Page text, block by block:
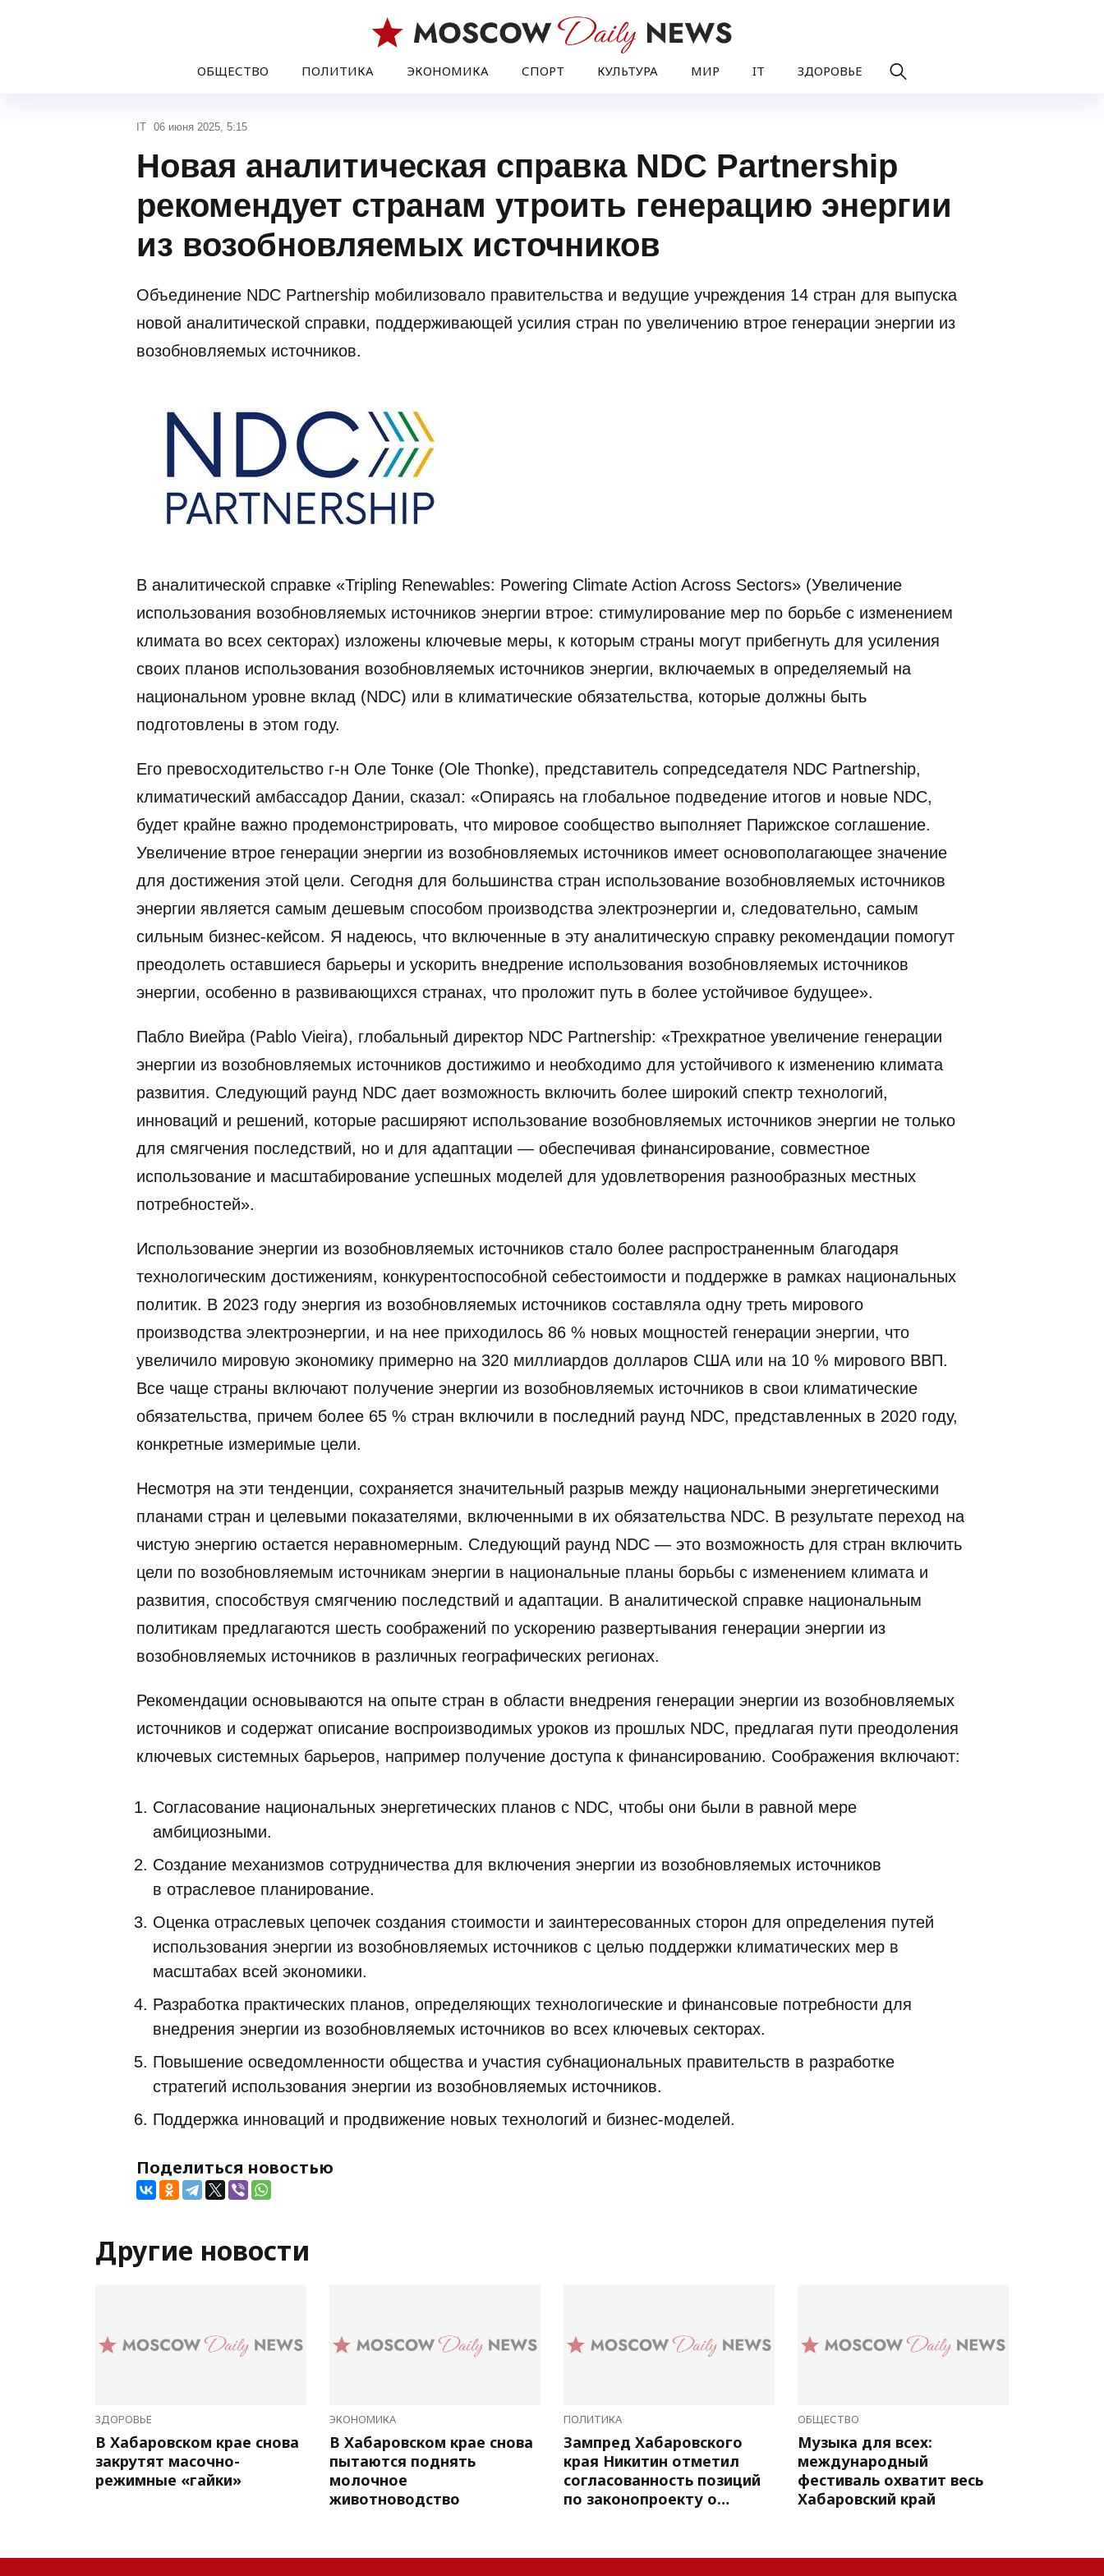
ОБЩЕСТВО ПОЛИТИКА ЭКОНОМИКА СПОРТ КУЛЬТУРА МИР IT ЗДОРОВЬЕ
IT 06 июня 2025, 5:15
Новая аналитическая справка NDC Partnership
рекомендует странам утроить генерацию энергии
из возобновляемых источников
Объединение NDC Partnership мобилизовало правительства и ведущие учреждения 14 стран для выпуска
новой аналитической справки, поддерживающей усилия стран по увеличению втрое генерации энергии из
возобновляемых источников.
В аналитической справке «Tripling Renewables: Powering Climate Action Across Sectors» (Увеличение
использования возобновляемых источников энергии втрое: стимулирование мер по борьбе с изменением
климата во всех секторах) изложены ключевые меры, к которым страны могут прибегнуть для усиления
своих планов использования возобновляемых источников энергии, включаемых в определяемый на
национальном уровне вклад (NDC) или в климатические обязательства, которые должны быть
подготовлены в этом году.
Его превосходительство г-н Оле Тонке (Ole Thonke), представитель сопредседателя NDC Partnership,
климатический амбассадор Дании, сказал: «Опираясь на глобальное подведение итогов и новые NDC,
будет крайне важно продемонстрировать, что мировое сообщество выполняет Парижское соглашение.
Увеличение втрое генерации энергии из возобновляемых источников имеет основополагающее значение
для достижения этой цели. Сегодня для большинства стран использование возобновляемых источников
энергии является самым дешевым способом производства электроэнергии и, следовательно, самым
сильным бизнес-кейсом. Я надеюсь, что включенные в эту аналитическую справку рекомендации помогут
преодолеть оставшиеся барьеры и ускорить внедрение использования возобновляемых источников
энергии, особенно в развивающихся странах, что проложит путь в более устойчивое будущее».
Пабло Виейра (Pablo Vieira), глобальный директор NDC Partnership: «Трехкратное увеличение генерации
энергии из возобновляемых источников достижимо и необходимо для устойчивого к изменению климата
развития. Следующий раунд NDC дает возможность включить более широкий спектр технологий,
инноваций и решений, которые расширяют использование возобновляемых источников энергии не только
для смягчения последствий, но и для адаптации — обеспечивая финансирование, совместное
использование и масштабирование успешных моделей для удовлетворения разнообразных местных
потребностей».
Использование энергии из возобновляемых источников стало более распространенным благодаря
технологическим достижениям, конкурентоспособной себестоимости и поддержке в рамках национальных
политик. В 2023 году энергия из возобновляемых источников составляла одну треть мирового
производства электроэнергии, и на нее приходилось 86 % новых мощностей генерации энергии, что
увеличило мировую экономику примерно на 320 миллиардов долларов США или на 10 % мирового ВВП.
Все чаще страны включают получение энергии из возобновляемых источников в свои климатические
обязательства, причем более 65 % стран включили в последний раунд NDC, представленных в 2020 году,
конкретные измеримые цели.
Несмотря на эти тенденции, сохраняется значительный разрыв между национальными энергетическими
планами стран и целевыми показателями, включенными в их обязательства NDC. В результате переход на
чистую энергию остается неравномерным. Следующий раунд NDC — это возможность для стран включить
цели по возобновляемым источникам энергии в национальные планы борьбы с изменением климата и
развития, способствуя смягчению последствий и адаптации. В аналитической справке национальным
политикам предлагаются шесть соображений по ускорению развертывания генерации энергии из
возобновляемых источников в различных географических регионах.
Рекомендации основываются на опыте стран в области внедрения генерации энергии из возобновляемых
источников и содержат описание воспроизводимых уроков из прошлых NDC, предлагая пути преодоления
ключевых системных барьеров, например получение доступа к финансированию. Соображения включают:
Согласование национальных энергетических планов с NDC, чтобы они были в равной мере
амбициозными.
Создание механизмов сотрудничества для включения энергии из возобновляемых источников
в отраслевое планирование.
Оценка отраслевых цепочек создания стоимости и заинтересованных сторон для определения путей
использования энергии из возобновляемых источников с целью поддержки климатических мер в
масштабах всей экономики.
Разработка практических планов, определяющих технологические и финансовые потребности для
внедрения энергии из возобновляемых источников во всех ключевых секторах.
Повышение осведомленности общества и участия субнациональных правительств в разработке
стратегий использования энергии из возобновляемых источников.
Поддержка инноваций и продвижение новых технологий и бизнес-моделей.
Поделиться новостью
Другие новости
ЗДОРОВЬЕ
В Хабаровском крае снова
закрутят масочно-
режимные «гайки»
ЭКОНОМИКА
В Хабаровском крае снова
пытаются поднять
молочное
животноводство
ПОЛИТИКА
Зампред Хабаровского
края Никитин отметил
согласованность позиций
по законопроекту о
ОБЩЕСТВО
Музыка для всех:
международный
фестиваль охватит весь
Хабаровский край